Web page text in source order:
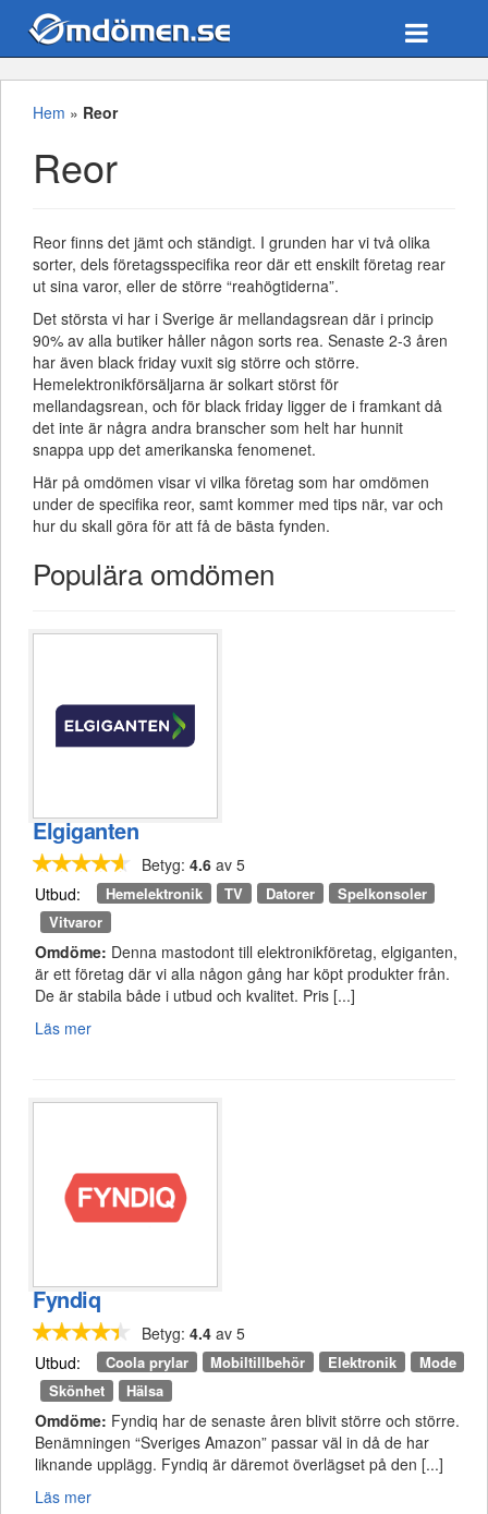
Hem » Reor
Reor
Reor finns det jämt och ständigt. I grunden har vi två olika
sorter, dels företagsspecifika reor där ett enskilt företag rear
ut sina varor, eller de större “reahögtiderna”.
Det största vi har i Sverige är mellandagsrean där i princip
90% av alla butiker håller någon sorts rea. Senaste 2-3 åren
har även black friday vuxit sig större och större.
Hemelektronikförsäljarna är solkart störst för
mellandagsrean, och för black friday ligger de i framkant då
det inte är några andra branscher som helt har hunnit
snappa upp det amerikanska fenomenet.
Här på omdömen visar vi vilka företag som har omdömen
under de specifika reor, samt kommer med tips när, var och
hur du skall göra för att få de bästa fynden.
Populära omdömen
Elgiganten
Betyg: 4.6 av 5
Utbud:
Hemelektronik TV Datorer
Spelkonsoler
Vitvaror
Omdöme: Denna mastodont till elektronikföretag, elgiganten,
är ett företag där vi alla någon gång har köpt produkter från.
De är stabila både i utbud och kvalitet. Pris [...]
Läs mer
Fyndiq
Betyg: 4.4 av 5
Utbud:
Coola prylar Mobiltillbehör Elektronik
Mode
Skönhet
Hälsa
Omdöme: Fyndiq har de senaste åren blivit större och större.
Benämningen “Sveriges Amazon” passar väl in då de har
liknande upplägg. Fyndiq är däremot överlägset på den [...]
Läs mer